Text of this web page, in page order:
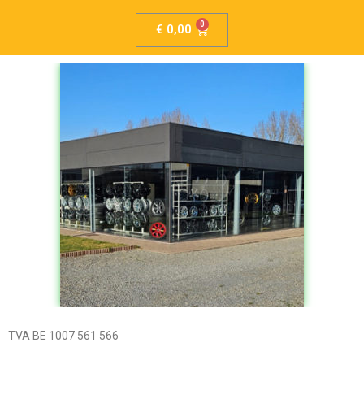
€ 0,00
TVA BE 1007 561 566